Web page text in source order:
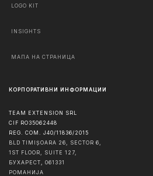
LOGO KIT
INSIGHTS
МАПА НА СТРАНИЦА
КОРПОРАТИВНИ ИНФОРМАЦИИ
TEAM EXTENSION SRL
CIF RO35062448
REG. COM. J40/11836/2015
BLD TIMIȘOARA 26, SECTOR 6,
1ST FLOOR, SUITE 127,
БУХАРЕСТ
061331
РОМАНИЈА